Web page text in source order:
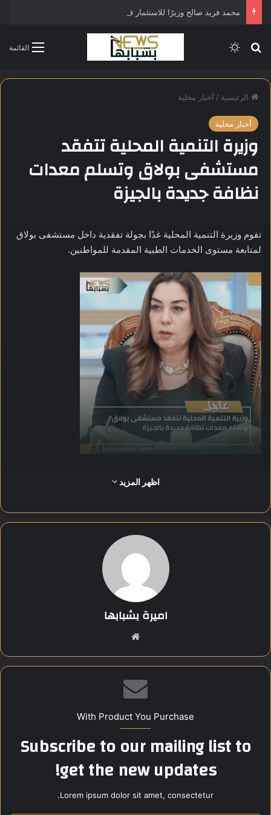
محمد فريد صالح وزيرًا للاستثمار في التشكيل الحكومي الجديد
القائمة بحث عن
الرئيسية / أخبار محلية
أخبار محلية
وزيرة التنمية المحلية تتفقد
مستشفى بولاق وتسلم معدات
نظافة جديدة بالجيزة
تقوم وزيرة التنمية المحلية غدًا بجولة تفقدية داخل مستشفى بولاق
لمتابعة مستوى الخدمات الطبية المقدمة للمواطنين.
وأكدت أن الزيارة تأتي في إطار حرص الوزارة على دعم
وتسلم الوزيرة معدات جديدة لعمال النظافة بمحافظة الجيزة، وذلك
ضمن خطة شاملة تهدف إلى تعزيز جهود رفع كفاءة منظومة النظافة
وتحسين مستوى الخدمات المقدمة للمواطنين.
وأشارت إلى أن هذه الخطوة تأتي استكمالًا للجهود المبذولة لدعم
المحافظات وتوفير بيئة صحية آمنة للمواطنين.
اظهر المزيد
اميرة بشبابها
الوي
ب
With Product You Purchase
Subscribe to our mailing list to
get the new updates!
Lorem ipsum dolor sit amet, consectetur.